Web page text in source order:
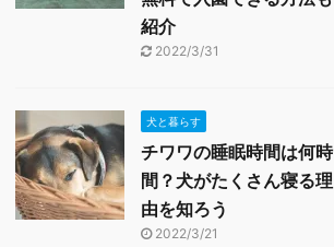
紹介
2022/3/31
犬と暮らす
チワワの睡眠時間は何時
間？犬がたくさん寝る理
由を知ろう
2022/3/21